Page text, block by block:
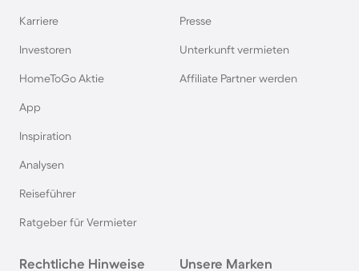
Ferienparks auf Texel
Ferienparks in Schweden
Ferienparks in Holland
Seenplatte
Karriere
Investoren
HomeToGo Aktie
App
Inspiration
Analysen
Reiseführer
Ratgeber für Vermieter
Presse
Unterkunft vermieten
Affiliate Partner werden
Rechtliche Hinweise Unsere Marken